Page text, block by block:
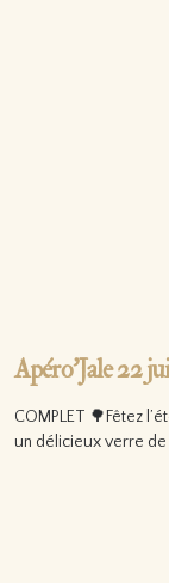
Apéro’Jale 22
COMPLET 🌳Fêtez
un délicieux verre